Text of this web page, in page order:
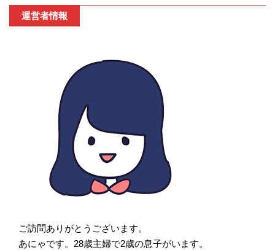
運営者情報
ご訪問ありがとうございます。
あにゃです。28歳主婦で2歳の息子がいます。